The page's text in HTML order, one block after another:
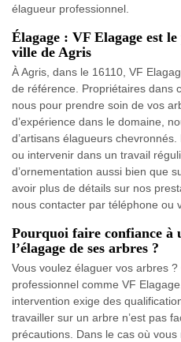
élagueur professionnel.
Élagage : VF Elagage est
ville de Agris
À Agris, dans le 16110, VF
de référence. Propriétaires dans
nous pour prendre soin de vos
d’expérience dans le domaine,
d’artisans élagueurs
ou intervenir dans un travail
d’ornementation aussi bien que
avoir plus de détails sur nos
nous contacter par téléphone ou
Pourquoi faire confiance à
l’élagage de ses arbres ?
Vous voulez élaguer vos arbres
professionnel comme VF
intervention exige des
travailler sur un arbre n’est pas
précautions. Dans le cas où vous